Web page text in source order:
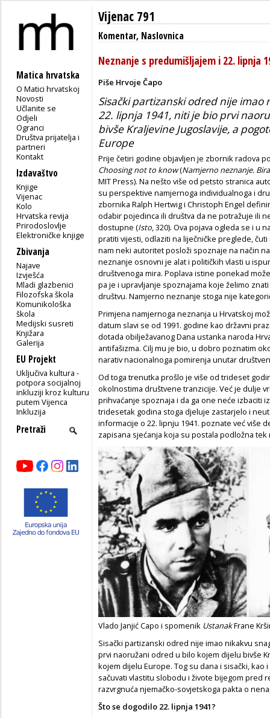
Matica hrvatska
O Matici hrvatskoj
Novosti
Učlanite se
Odjeli
Ogranci
Društva prijatelja i
partneri
Kontakt
Izdavaštvo
Knjige
Vijenac
Kolo
Hrvatska revija
Prirodoslovlje
Elektroničke knjige
Zbivanja
Najave
Izvješća
Mladi glazbenici
Filozofska škola
Komunikološka
škola
Medijski susreti
Knjižara
Galerija
EU Projekt
Uključiva kultura -
potpora socijalnoj
inkluziji kroz kulturu
putem Vijenca
Inkluzija
Vijenac 791
Komentar, Naslovnica
Neznanje s predumišljajem i 22. lipnja
Piše Hrvoje Čapo
Sisački partizanski odred nije imao
22. lipnja 1941, niti je bio prvi
bivše Kraljevine Jugoslavije, a
Europe
Prije četiri godine objavljen je zbornik radova
Choosing not to know(Namjerno neznanje.
MIT Press). Na nešto više od petsto stranica
su perspektive namjernoga individualnoga i
zbornika Ralph Hertwig i Christoph Engel
odabir pojedinca ili društva da ne potražuje ili
dostupne (Isto , 320). Ova pojava ogleda se i
pratiti vijesti, odlaziti na liječničke preglede,
nam neki autoritet posloži spoznaje na način
neznanje osnovni je alat i političkih vlasti u
društvenoga mira. Poplava istine ponekad
pa je i upravljanje spoznajama koje želimo
društvu. Namjerno neznanje stoga nije
Primjena namjernoga neznanja u Hrvatskoj
datum slavi se od 1991. godine kao državni
dotada obilježavanog Dana ustanka naroda
antifašizma. Cilj mu je bio, u dobro poznatim
narativ nacionalnoga pomirenja unutar
Od toga trenutka prošlo je više od trideset
okolnostima društvene tranzicije. Već je dulje
prihvaćanje spoznaja i da ga one neće izbaciti
tridesetak godina stoga djeluje zastarjelo i
informacije o 22. lipnju 1941. poznate već više
zapisana sjećanja koja su postala podložna
Vlado Janjić Capo i spomenik UstanakFrane
Sisački partizanski odred nije imao nikakvu
prvi naoružani odred u bilo kojem dijelu bivše
kojem dijelu Europe. Tog su dana i sisački,
sačuvati vlastitu slobodu i živote bijegom pred
razvrgnuća njemačko-sovjetskoga pakta o
Što se dogodilo 22. lipnja 1941?